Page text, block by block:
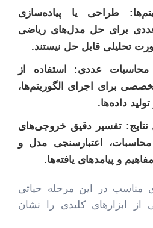
طراحی یا پیاده‌سازی
عددی برای حل مدل‌های ریاضی
تحلیلی قابل حل نیستند.
عددی: استفاده از
برای اجرای الگوریتم‌ها،
داده‌ها.
تفسیر دقیق خروجی‌های
اعتبارسنجی مدل و
و پیامدهای یافته‌ها.
مناسب در این مرحله حیاتی
ابزارهای کلیدی را نشان